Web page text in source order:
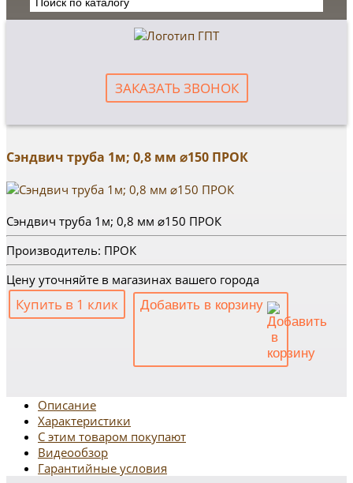
ЗАКАЗАТЬ ЗВОНОК
Сэндвич труба 1м; 0,8 мм ⌀150 ПРОК
Сэндвич труба 1м; 0,8 мм ⌀150 ПРОК
Производитель: ПРОК
Цену уточняйте в магазинах вашего города
Купить в 1 клик Добавить в корзину
Описание
Характеристики
С этим товаром покупают
Видеообзор
Гарантийные условия